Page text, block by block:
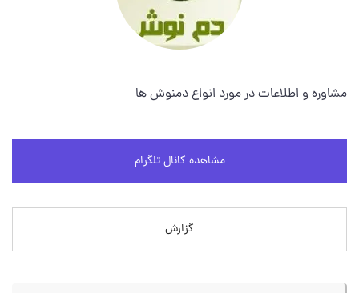
مشاوره و اطلاعات در مورد انواع دمنوش ها
مشاهده کانال تلگرام
گزارش